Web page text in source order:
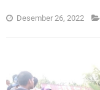
Desember 26, 2022